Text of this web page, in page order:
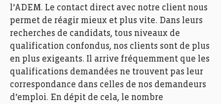
l’ADEM. Le contact direct avec notre client nous
permet de réagir mieux et plus vite. Dans leurs
recherches de candidats, tous niveaux de
qualification confondus, nos clients sont de plus
en plus exigeants. Il arrive fréquemment que les
qualifications demandées ne trouvent pas leur
correspondance dans celles de nos demandeurs
d’emploi. En dépit de cela, le nombre